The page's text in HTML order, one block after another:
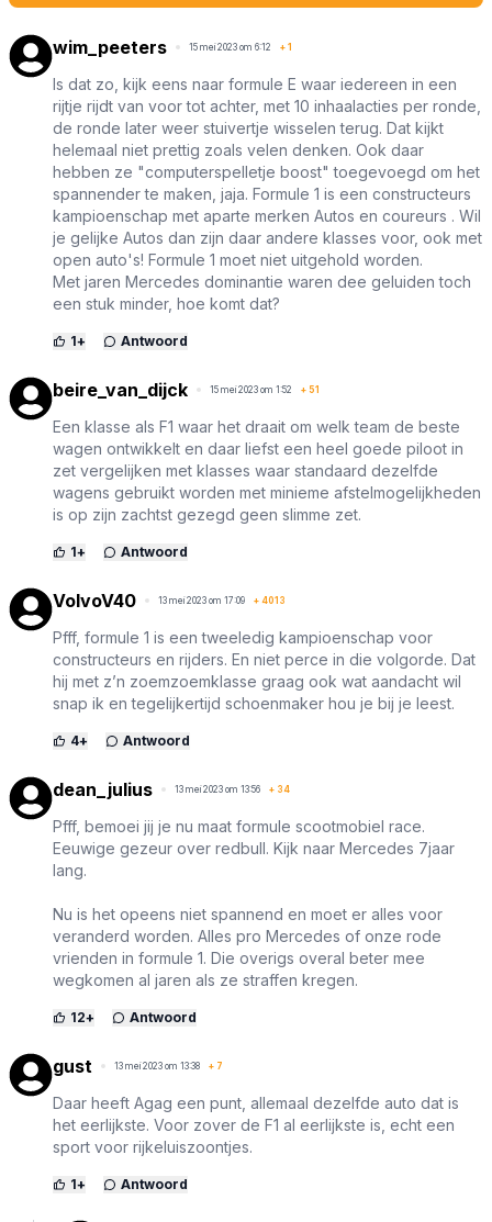
wim_peeters 15 mei 2023 om 6:12 + 1
Is dat zo, kijk eens naar formule E waar iedereen in een
rijtje rijdt van voor tot achter, met 10 inhaalacties per ronde,
de ronde later weer stuivertje wisselen terug. Dat kijkt
helemaal niet prettig zoals velen denken. Ook daar
hebben ze "computerspelletje boost" toegevoegd om het
spannender te maken, jaja. Formule 1 is een constructeurs
kampioenschap met aparte merken Autos en coureurs . Wil
je gelijke Autos dan zijn daar andere klasses voor, ook met
open auto's! Formule 1 moet niet uitgehold worden.
Met jaren Mercedes dominantie waren dee geluiden toch
een stuk minder, hoe komt dat?
1+ Antwoord
beire_van_dijck 15 mei 2023 om 1:52 + 51
Een klasse als F1 waar het draait om welk team de beste
wagen ontwikkelt en daar liefst een heel goede piloot in
zet vergelijken met klasses waar standaard dezelfde
wagens gebruikt worden met minieme afstelmogelijkheden
is op zijn zachtst gezegd geen slimme zet.
1+ Antwoord
VolvoV40 13 mei 2023 om 17:09 + 4013
Pfff, formule 1 is een tweeledig kampioenschap voor
constructeurs en rijders. En niet perce in die volgorde. Dat
hij met z’n zoemzoemklasse graag ook wat aandacht wil
snap ik en tegelijkertijd schoenmaker hou je bij je leest.
4+ Antwoord
dean_julius 13 mei 2023 om 13:56 + 34
Pfff, bemoei jij je nu maat formule scootmobiel race.
Eeuwige gezeur over redbull. Kijk naar Mercedes 7jaar
lang.
Nu is het opeens niet spannend en moet er alles voor
veranderd worden. Alles pro Mercedes of onze rode
vrienden in formule 1. Die overigs overal beter mee
wegkomen al jaren als ze straffen kregen.
12+ Antwoord
gust 13 mei 2023 om 13:38 + 7
Daar heeft Agag een punt, allemaal dezelfde auto dat is
het eerlijkste. Voor zover de F1 al eerlijkste is, echt een
sport voor rijkeluiszoontjes.
1+ Antwoord